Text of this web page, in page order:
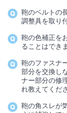
鞄のベルトの
調整具を取り
鞄の色補正を
ることはでき
鞄のファスナ
部分を交換し
ナー部分の修
れ教えてくだ
鞄の角スレが